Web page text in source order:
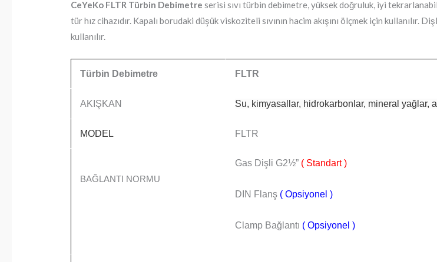
CeYeKo FLTR Türbin Debimetre serisi sıvı türbin debimetre, yüksek doğruluk, iyi
tür hız cihazıdır. Kapalı borudaki düşük viskoziteli sıvının hacim akışını ölçmek için kullanılır.
kullanılır.
Türbin Debimetre FLTR
AKIŞKAN Su, kimyasallar, hidrokarbonlar, mineral yağlar,
MODEL FLTR
BAĞLANTI NORMU
Gas Dişli G2½” ( Standart )
DIN Flanş ( Opsiyonel )
Clamp Bağlantı ( Opsiyonel )